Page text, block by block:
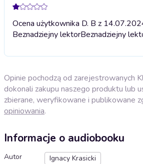
Ocena użytkownika D. B z
Beznadziejny lektorBeznadziejny
Opinie pochodzą od zarejestrowanych
dokonali zakupu naszego produktu lub
zbierane, weryfikowane i publikowane
opiniowania.
Informacje o audiobooku
Autor
Ignacy Krasicki